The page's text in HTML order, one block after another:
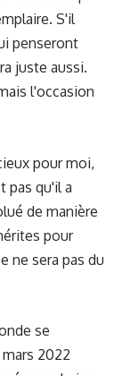
S'il
penseront
juste aussi.
l'occasion
pour moi,
pas qu'il a
de manière
pour
ne sera pas du
se
2022